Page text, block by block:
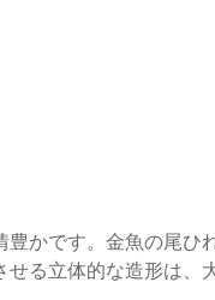
かです。金魚の尾ひ
る立体的な造形は、